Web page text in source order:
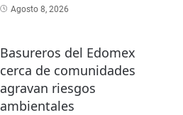
Agosto 8, 2026
Basureros del Edomex
cerca de comunidades
agravan riesgos
ambientales